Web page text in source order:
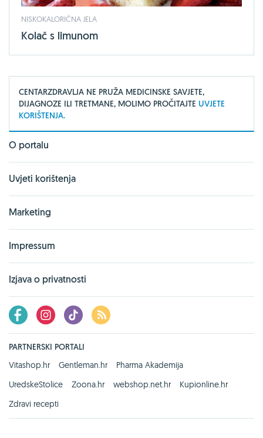
NISKOKALORIČNA JELA
Kolač s limunom
CENTARZDRAVLJA NE PRUŽA MEDICINSKE SAVJETE,
DIJAGNOZE ILI TRETMANE, MOLIMO PROČITAJTE UVJETE
KORIŠTENJA.
O portalu
Uvjeti korištenja
Marketing
Impressum
Izjava o privatnosti
PARTNERSKI PORTALI
Vitashop.hr
Gentleman.hr
Pharma Akademija
UredskeStolice
Zoona.hr webshop.net.hr
Kupionline.hr
Zdravi recepti